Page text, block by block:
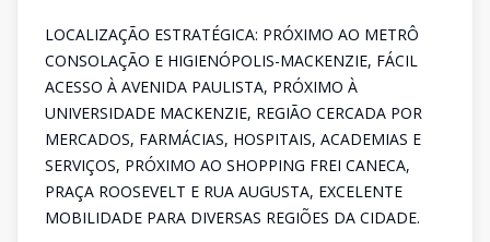
LOCALIZAÇÃO ESTRATÉGICA: PRÓXIMO AO METRÔ
CONSOLAÇÃO E HIGIENÓPOLIS-MACKENZIE, FÁCIL
ACESSO À AVENIDA PAULISTA, PRÓXIMO À
UNIVERSIDADE MACKENZIE, REGIÃO CERCADA POR
MERCADOS, FARMÁCIAS, HOSPITAIS, ACADEMIAS E
SERVIÇOS, PRÓXIMO AO SHOPPING FREI CANECA,
PRAÇA ROOSEVELT E RUA AUGUSTA, EXCELENTE
MOBILIDADE PARA DIVERSAS REGIÕES DA CIDADE.